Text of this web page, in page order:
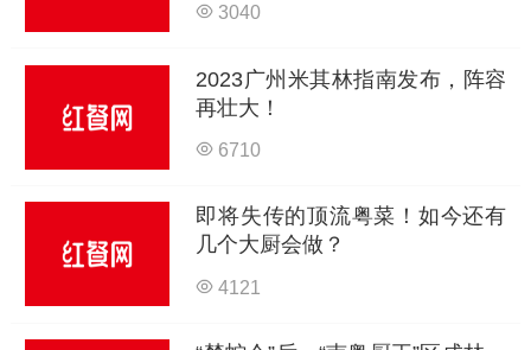
3040
2023广州米其林指南发布，阵容
再壮大！
6710
即将失传的顶流粤菜！如今还有
几个大厨会做？
4121